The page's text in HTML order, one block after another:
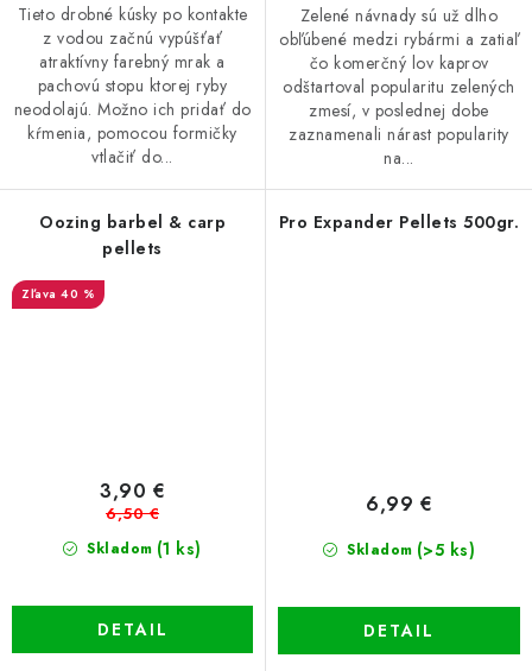
Tieto drobné kúsky po kontakte
z vodou začnú vypúšťať
atraktívny farebný mrak a
pachovú stopu ktorej ryby
neodolajú. Možno ich pridať do
kŕmenia, pomocou formičky
vtlačiť do...
Zelené návnady sú už dlho
obľúbené medzi rybármi a zatiaľ
čo komerčný lov kaprov
odštartoval popularitu zelených
zmesí, v poslednej dobe
zaznamenali nárast popularity
na...
Oozing barbel & carp
pellets
40 %
Skladom (1 ks)
3,90 €
6,50 €
DETAIL
Pro Expander Pellets 500gr.
Skladom (>5 ks)
6,99 €
DETAIL